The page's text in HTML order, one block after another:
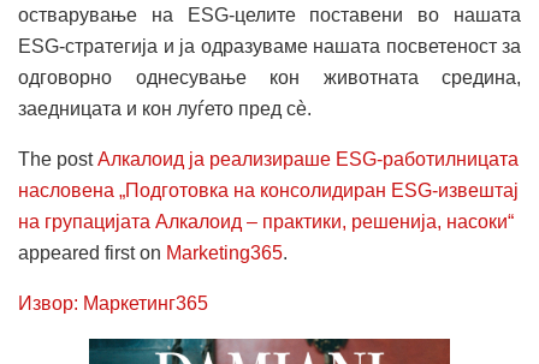
остварување на ESG-целите поставени во нашата
ESG-стратегија и ја одразуваме нашата посветеност за
одговорно однесување кон животната средина,
заедницата и кон луѓето пред сè.
The postАлкалоид ја реализираше ESG-работилницата
насловена „Подготовка на консолидиран ESG-извештај
на групацијата Алкалоид – практики, решенија, насоки“
appeared first on Marketing365.
Извор: Маркетинг365